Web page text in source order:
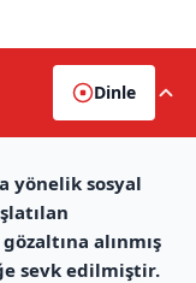
Dinle
yönelik sosyal
gözaltına alınmış
sevk edilmiştir.